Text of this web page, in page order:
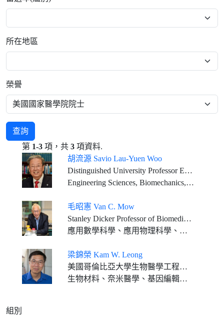
所在地區
榮譽
查詢
第 1-3 項，共 3 項資料.
胡流源 Savio Lau-Yuen Woo
Distinguished University Professor Emeritus Founding Director, Musculoskeletal Research Center Department of Bioengineering, Swanson School of Engineering University of Pittsburgh
Engineering Sciences, Biomechanics, Tissue Engineering
毛昭憲 Van C. Mow
Stanley Dicker Professor of Biomedical Engineering, and Orthopaedic Bioengineering, Columbia University
應用數學科學、應用物理科學、工程科學
梁錦榮 Kam W. Leong
美國哥倫比亞大學生物醫學工程學系Samuel Y. Sheng特聘教授 美國哥倫比亞大學醫學院系統生物學系教授
生物材料、奈米醫學、基因編輯及組織工程
組別